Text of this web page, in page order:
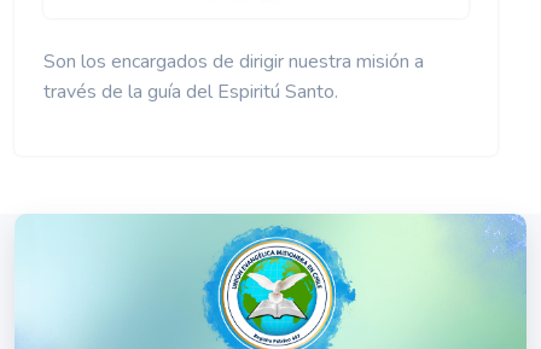
Son los encargados de dirigir nuestra misión a
través de la guía del Espiritú Santo.